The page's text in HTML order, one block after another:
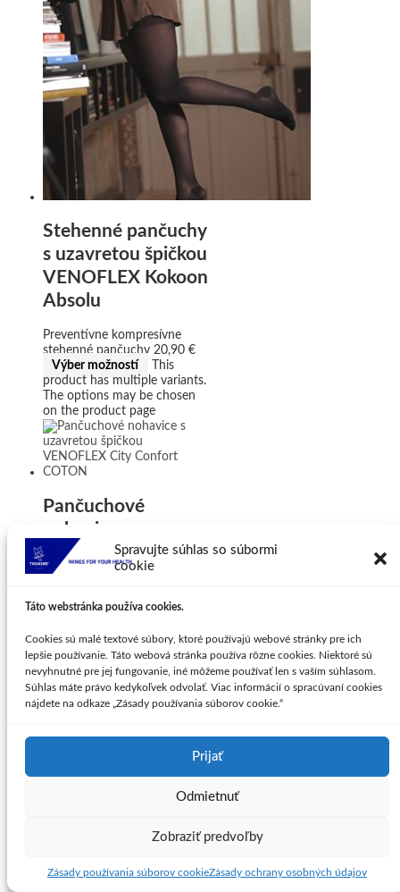
Spravujte súhlas so súbormi
cookie
Táto webstránka používa cookies.
Cookies sú malé textové súbory, ktoré používajú webové stránky pre ich
lepšie používanie. Táto webová stránka používa rôzne cookies. Niektoré sú
nevyhnutné pre jej fungovanie, iné môžeme používať len s vaším súhlasom.
Súhlas máte právo kedykoľvek odvolať. Viac informácií o spracúvaní cookies
nájdete na odkaze „Zásady používania súborov cookie.“
Prijať
Odmietnuť
Zobraziť predvoľby
Zásady používania súborov cookieZásady ochrany osobných údajov
Stehenné pančuchy
s uzavretou špičkou
VENOFLEX Kokoon
Absolu
Preventívne kompresívne
stehenné pančuchy 20,90 €
Výber možností
This
product has multiple variants.
The options may be chosen
on the product page
Pančuchové
nohavice s
uzavretou špičkou
VENOFLEX City
Confort COTON
Preventívne kompresívne
pančuchové nohavice
49,95 €
Výber možností
product has multiple variants.
The options may be chosen
on the product page
Stehenné pančuchy
s uzavretou špičkou
Incognito ABSOLU